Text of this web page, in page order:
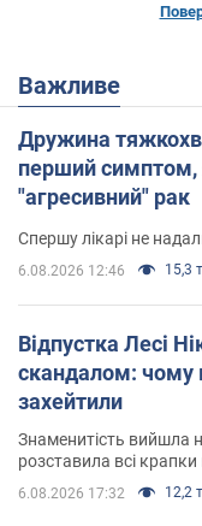
Важливе
Дружина
перший симптом,
"агресивний" рак
Спершу лікарі не
6.08.2026 12:46 15,3
Відпустка Лесі
скандалом: чому
захейтили
Знаменитість вийшла
розставила всі крапки
6.08.2026 17:32 12,2